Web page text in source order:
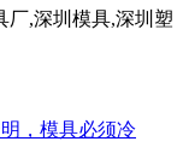
，模具必须冷